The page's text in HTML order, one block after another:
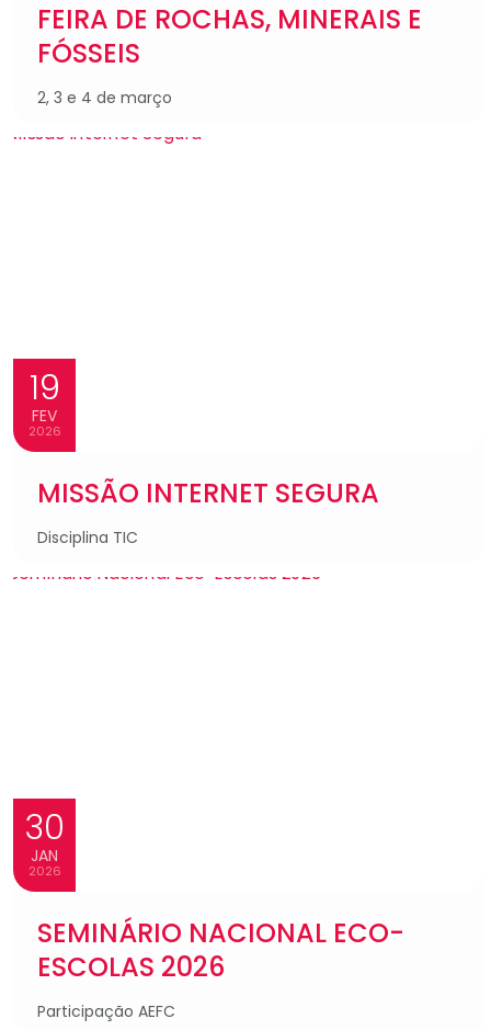
FEIRA DE ROCHAS, MINERAIS E
FÓSSEIS
2, 3 e 4 de março
19
FEV
2026
MISSÃO INTERNET SEGURA
Disciplina TIC
30
JAN
2026
SEMINÁRIO NACIONAL ECO-
ESCOLAS 2026
Participação AEFC